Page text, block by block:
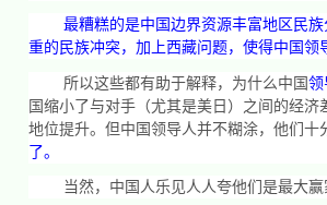
最糟糕的是中国边界资源丰富地区民
重的民族冲突，加上西藏问题，使得中国
所以这些都有助于解释，为什么中国领
国缩小了与对手（尤其是美日）之间的经
地位提升。但中国领导人并不糊涂，他们
了。
当然，中国人乐见人人夸他们是最大